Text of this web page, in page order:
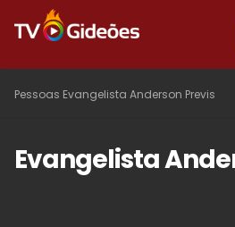
Pessoas Evangelista Anderson Previs
Evangelista